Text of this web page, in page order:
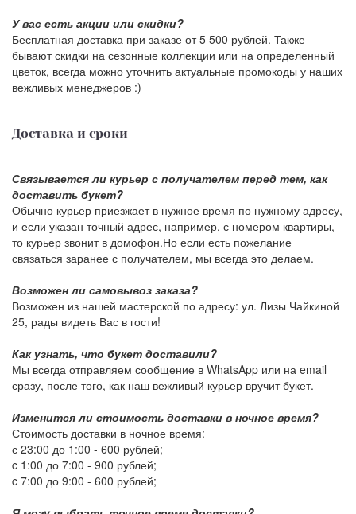
У вас есть акции или скидки?
Бесплатная доставка при заказе от 5 500 рублей. Также
бывают скидки на сезонные коллекции или на определенный
цветок, всегда можно уточнить актуальные промокоды у наших
вежливых менеджеров :)
Доставка и сроки
Связывается ли курьер с получателем перед тем, как
доставить букет?
Обычно курьер приезжает в нужное время по нужному адресу,
и если указан точный адрес, например, с номером квартиры,
то курьер звонит в домофон.Но если есть пожелание
связаться заранее с получателем, мы всегда это делаем.
Возможен ли самовывоз заказа?
Возможен из нашей мастерской по адресу: ул. Лизы Чайкиной
25, рады видеть Вас в гости!
Как узнать, что букет доставили?
Мы всегда отправляем сообщение в WhatsApp или на email
сразу, после того, как наш вежливый курьер вручит букет.
Изменится ли стоимость доставки в ночное время?
Стоимость доставки в ночное время:
с 23:00 до 1:00 - 600 рублей;
c 1:00 до 7:00 - 900 рублей;
c 7:00 до 9:00 - 600 рублей;